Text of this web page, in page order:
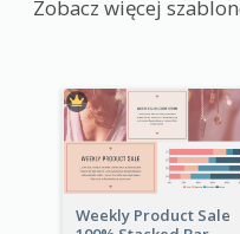
Zobacz więcej
Weekly Product Sale